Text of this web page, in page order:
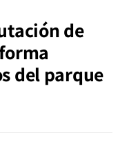
de
del parque